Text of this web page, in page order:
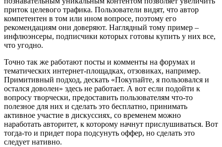
приток целевого трафика. Пользователи видят, что автор
компетентен в том или ином вопросе, поэтому его
рекомендациям они доверяют. Наглядный тому пример –
инфлюэнсеры, подписчики которых готовы купить у них все,
что угодно.
Точно так же работают посты и комменты на форумах и
тематических интернет-площадках, отзовиках, например.
Примитивный подход, дескать «Покупайте, я пользовался и
остался доволен» здесь не работает. А вот если подойти к
вопросу творчески, предоставить пользователям что-то
полезное для них и сделать это бесплатно, принимать
активное участие в дискуссиях, со временем можно
наработать авторитет, к которому начнут прислушиваться. Вот
тогда-то и придет пора подсунуть оффер, но сделать это
следует нативно.